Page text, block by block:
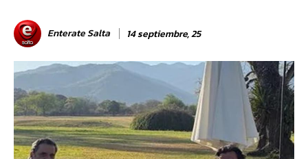
Enterate Salta 14 septiembre, 25